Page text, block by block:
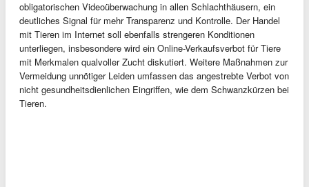
obligatorischen Videoüberwachung in allen Schlachthäusern, ein
deutliches Signal für mehr Transparenz und Kontrolle. Der Handel
mit Tieren im Internet soll ebenfalls strengeren Konditionen
unterliegen, insbesondere wird ein Online-Verkaufsverbot für Tiere
mit Merkmalen qualvoller Zucht diskutiert. Weitere Maßnahmen zur
Vermeidung unnötiger Leiden umfassen das angestrebte Verbot von
nicht gesundheitsdienlichen Eingriffen, wie dem Schwanzkürzen bei
Tieren.